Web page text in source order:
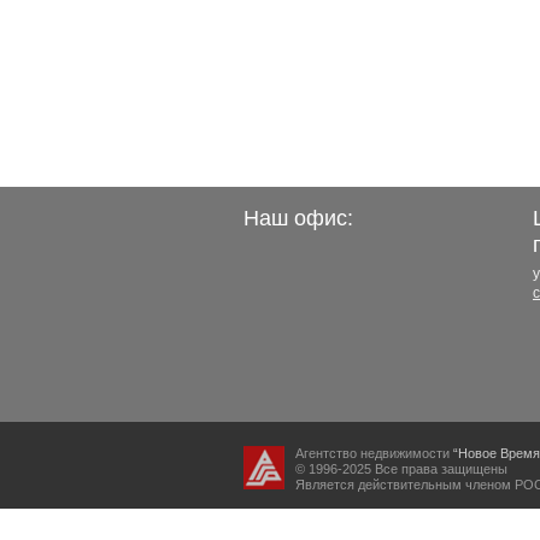
Наш офис:
Агентство недвижимости “Новое
© 1996-2025 Все права защищены
Является действительным